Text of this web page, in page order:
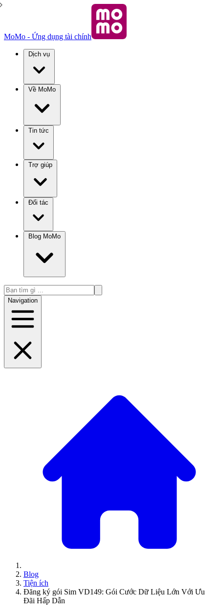
MoMo - Ứng dụng tài chính
Dịch vụ
Về MoMo
Tin tức
Trợ giúp
Đối tác
Blog MoMo
Navigation
Blog
Tiện ích
Đăng ký gói Sim VD149: Gói Cước Dữ Liệu Lớn Với Ưu
Đãi Hấp Dẫn